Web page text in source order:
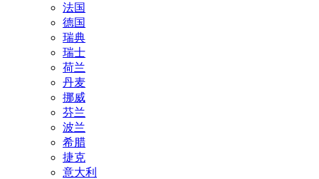
法国
德国
瑞典
瑞士
荷兰
丹麦
挪威
芬兰
波兰
希腊
捷克
意大利